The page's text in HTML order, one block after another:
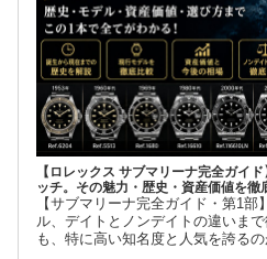
【ロレックス サブマリーナ完全ガイ
ッチ。その魅力・歴史・資産価値を徹
【サブマリーナ完全ガイド・第1
ル、デイトとノンデイトの違いま
も、特に高い知名度と人気を誇る